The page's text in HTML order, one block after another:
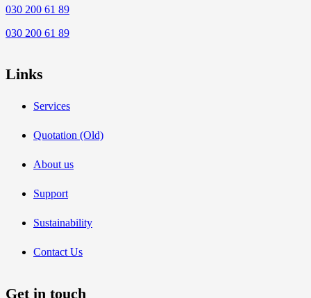
030 200 61 89
030 200 61 89
Links
Services
Quotation (Old)
About us
Support
Sustainability
Contact Us
Get in touch